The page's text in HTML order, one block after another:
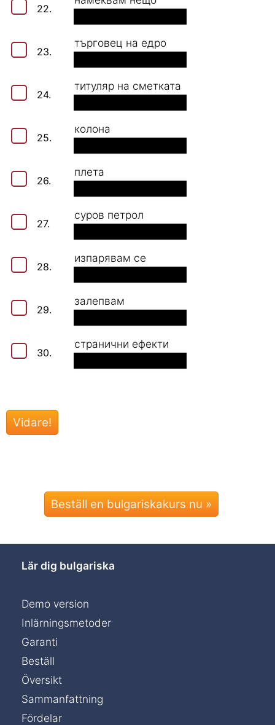
22.
23.
търговец на едро
24.
титуляр на сметката
25.
кoлона
26.
плета
27.
суров петрол
28.
изпарявам се
29.
залепвам
30.
странични ефекти
Beställ en bulgariskakurs nu »
Lär dig bulgariska
Demo version
Inlärningsmetoder
Garanti
Beställ
Översikt
Sammanfattning
Fördelar